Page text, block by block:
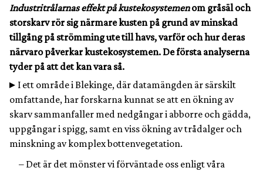
Industritrålarnas effekt på kustekosystemenom gråsäl och
storskarv rör sig närmare kusten på grund av minskad
tillgång på strömming ute till havs, varför och hur deras
närvaro påverkar kustekosystemen. De första analyserna
tyder på att det kan vara så.
I ett område i Blekinge, där datamängden är särskilt
omfattande, har forskarna kunnat se att en ökning av
skarv sammanfaller med nedgångar i abborre och gädda,
uppgångar i spigg, samt en viss ökning av trådalger och
minskning av komplex bottenvegetation.
– Det är det mönster vi förväntade oss enligt våra